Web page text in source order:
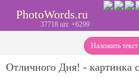
PhotoWords.ru
37718 шт. +6299
Наложить
Отличного Дня! - картинка